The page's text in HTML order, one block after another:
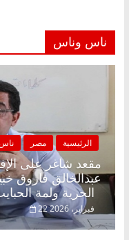
ناس وناس
الرئيسية مصر
مقعد شاغر على
عبدالخالق فاروق
22 فبراير، 2026